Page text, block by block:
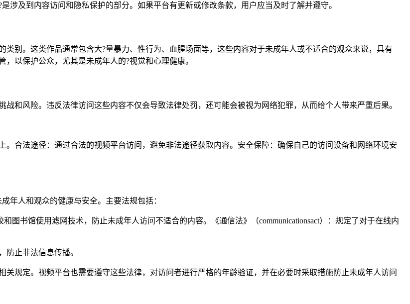
涉及到内容访问和隐私保护的部分。如果平台有更新或修改条款，用户应当及时了解并遵守。
别。这类作品通常包含大?量暴力、性行为、血腥场面等，这些内容对于未成年人或不适合的观众来说，具有
以保护公众，尤其是未成年人的?视觉和心理健康。
和风险。违反法律访问这些内容不仅会导致法律处罚，还可能会被视为网络犯罪，从而给个人带来严重后果。
合法途径：通过合法的视频平台访问，避免非法途径获取内容。安全保障：确保自己的访问设备和网络环境安
年人和观众的健康与安全。主要法规包括：
和图书馆使用滤网技术，防止未成年人访问不适合的内容。《通信法》（communicationsact）：规定了对于在线内
防止非法信息传播。
规定。视频平台也需要遵守这些法律，对访问者进行严格的年龄验证，并在必要时采取措施防止未成年人访问